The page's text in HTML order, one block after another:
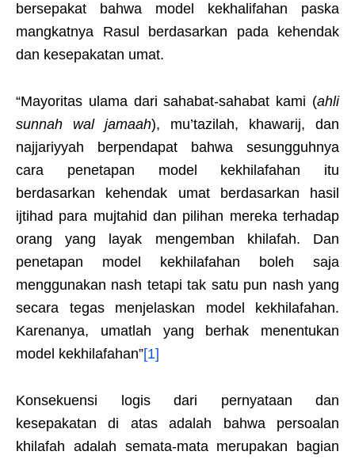
bersepakat bahwa model kekhalifahan paska
mangkatnya Rasul berdasarkan pada kehendak
dan kesepakatan umat.
“Mayoritas ulama dari sahabat-sahabat kami (ahli
sunnah wal jamaah), mu’tazilah, khawarij, dan
najjariyyah berpendapat bahwa sesungguhnya
cara penetapan model kekhilafahan itu
berdasarkan kehendak umat berdasarkan hasil
ijtihad para mujtahid dan pilihan mereka terhadap
orang yang layak mengemban khilafah. Dan
penetapan model kekhilafahan boleh saja
menggunakan nash tetapi tak satu pun nash yang
secara tegas menjelaskan model kekhilafahan.
Karenanya, umatlah yang berhak menentukan
model kekhilafahan”[1]
Konsekuensi logis dari pernyataan dan
kesepakatan di atas adalah bahwa persoalan
khilafah adalah semata-mata merupakan bagian